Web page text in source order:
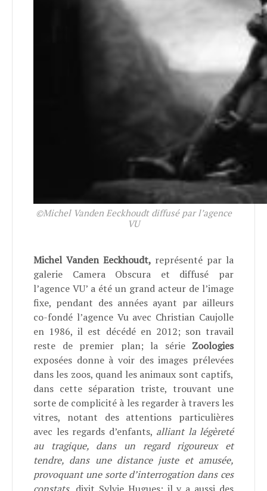
©Michel Vanden Eeckhoudt diffusé par l’agence
VU
Michel Vanden Eeckhoudt, représenté par la
galerie Camera Obscura et diffusé par
l’agence VU’ a été un grand acteur de l’image
fixe, pendant des années ayant par ailleurs
co-fondé l’agence Vu avec Christian Caujolle
en 1986, il est décédé en 2012; son travail
reste de premier plan; la sérieZoologies
exposées donne à voir des images prélevées
dans les zoos, quand les animaux sont captifs,
dans cette séparation triste, trouvant une
sorte de complicité à les regarder à travers les
vitres, notant des attentions particulières
avec les regards d’enfants, alliant la légèreté
au tragique, dans un regard rigoureux et
tendre, dans une distance juste et amusée,
provoquant une sorte d’interrogation dans ces